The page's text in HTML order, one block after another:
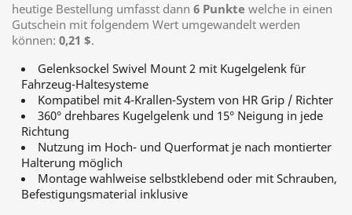
heutige Bestellung umfasst dann 6 Punkte welche in einen
Gutschein mit folgendem Wert umgewandelt werden
können: 0,21 $.
Gelenksockel Swivel Mount 2 mit Kugelgelenk für
Fahrzeug-Haltesysteme
Kompatibel mit 4-Krallen-System von HR Grip / Richter
360° drehbares Kugelgelenk und 15° Neigung in jede
Richtung
Nutzung im Hoch- und Querformat je nach montierter
Halterung möglich
Montage wahlweise selbstklebend oder mit Schrauben,
Befestigungsmaterial inklusive